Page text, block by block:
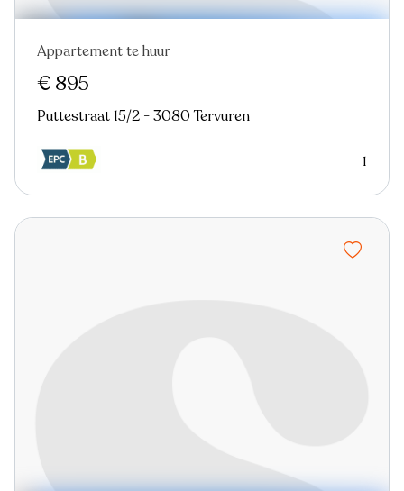
Nieuw
Appartement te huur
€ 895
Puttestraat 15/2 - 3080 Tervuren
1